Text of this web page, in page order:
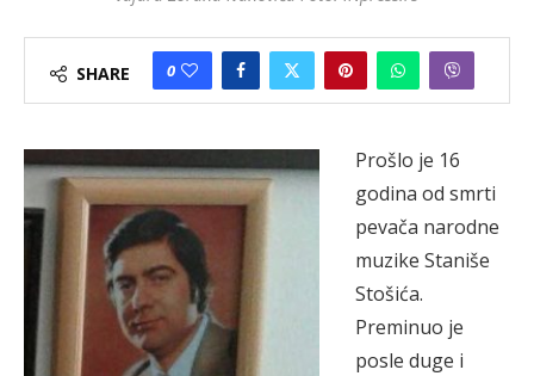
SHARE 0
Prošlo je 16
godina od smrti
pevača narodne
muzike Staniše
Stošića.
Preminuo je
posle duge i